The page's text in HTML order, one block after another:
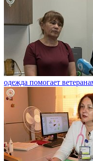
одежда помогает